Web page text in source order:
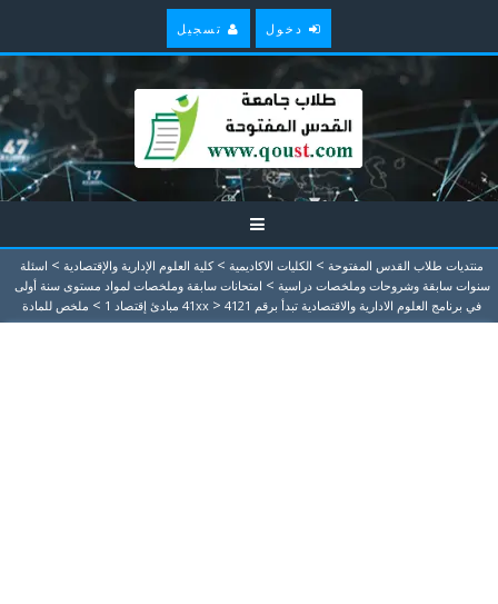
دخول تسجيل
منتديات طلاب القدس المفتوحة > الكليات الاكاديمية > كلية العلوم الإدارية والإقتصادية > اسئلة
سنوات سابقة وشروحات وملخصات دراسية > امتحانات سابقة وملخصات لمواد مستوى سنة أولى
في برنامج العلوم الادارية والاقتصادية تبدأ برقم 41xx
> 4121 مبادئ إقتصاد 1 > ملخص للمادة